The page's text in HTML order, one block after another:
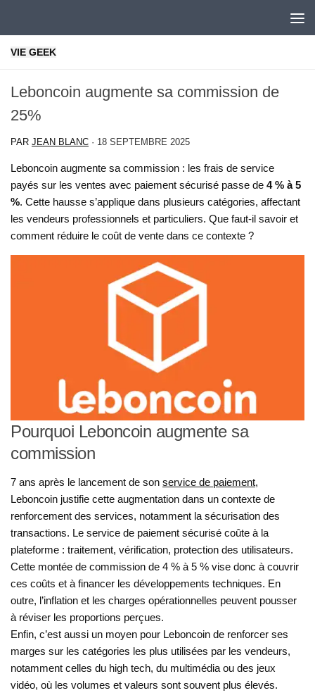
VIE GEEK
Leboncoin augmente sa commission de
25%
PAR JEAN BLANC · 18 SEPTEMBRE 2025
Leboncoin augmente sa commission : les frais de service
payés sur les ventes avec paiement sécurisé passe de 4 % à 5
%. Cette hausse s’applique dans plusieurs catégories, affectant
les vendeurs professionnels et particuliers. Que faut-il savoir et
comment réduire le coût de vente dans ce contexte ?
Pourquoi Leboncoin augmente sa
commission
7 ans après le lancement de son service de paiement,
Leboncoin justifie cette augmentation dans un contexte de
renforcement des services, notamment la sécurisation des
transactions. Le service de paiement sécurisé coûte à la
plateforme : traitement, vérification, protection des utilisateurs.
Cette montée de commission de 4 % à 5 % vise donc à couvrir
ces coûts et à financer les développements techniques. En
outre, l’inflation et les charges opérationnelles peuvent pousser
à réviser les proportions perçues.
Enfin, c’est aussi un moyen pour Leboncoin de renforcer ses
marges sur les catégories les plus utilisées par les vendeurs,
notamment celles du high tech, du multimédia ou des jeux
vidéo, où les volumes et valeurs sont souvent plus élevés.